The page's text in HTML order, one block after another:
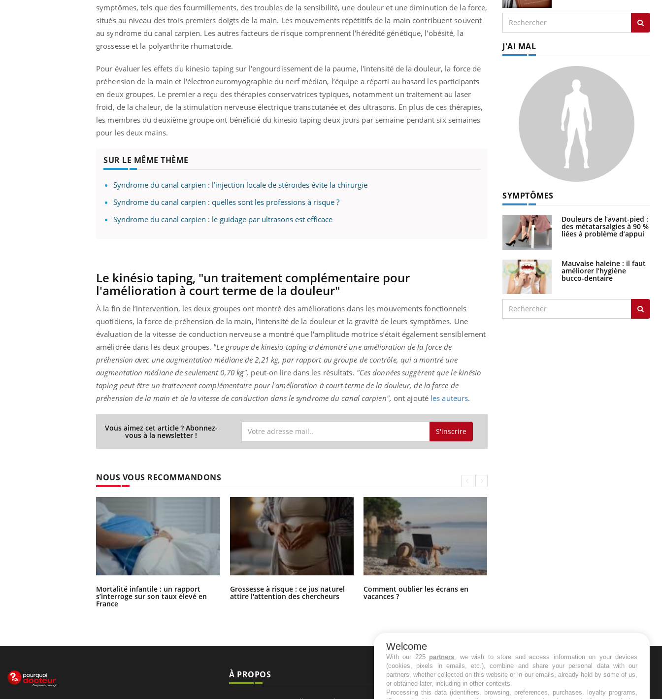
symptômes, tels que des fourmillements, des troubles de la sensibilité, une douleur et une diminution de la force,
situés au niveau des trois premiers doigts de la main. Les mouvements répétitifs de la main contribuent souvent
au syndrome du canal carpien. Les autres facteurs de risque comprennent l'hérédité génétique, l'obésité, la
grossesse et la polyarthrite rhumatoïde.
Pour évaluer les effets du kinesio taping sur l'engourdissement de la paume, l'intensité de la douleur, la force de
préhension de la main et l'électroneuromyographie du nerf médian, l’équipe a réparti au hasard les participants
en deux groupes. Le premier a reçu des thérapies conservatrices typiques, notamment un traitement au laser
froid, de la chaleur, de la stimulation nerveuse électrique transcutanée et des ultrasons. En plus de ces thérapies,
les membres du deuxième groupe ont bénéficié du kinesio taping deux jours par semaine pendant six semaines
pour les deux mains.
SUR LE MÊME THÈME
Syndrome du canal carpien : l’injection locale de stéroïdes évite la chirurgie
Syndrome du canal carpien : quelles sont les professions à risque ?
Syndrome du canal carpien : le guidage par ultrasons est efficace
Le kinésio taping, "un traitement complémentaire pour
l'amélioration à court terme de la douleur"
À la fin de l’intervention, les deux groupes ont montré des améliorations dans les mouvements fonctionnels
quotidiens, la force de préhension de la main, l'intensité de la douleur et la gravité de leurs symptômes. Une
évaluation de la vitesse de conduction nerveuse a montré que l'amplitude motrice s’était également sensiblement
améliorée dans les deux groupes. "Le groupe de kinesio taping a démontré une amélioration de la force de
préhension avec une augmentation médiane de 2,21 kg, par rapport au groupe de contrôle, qui a montré une
augmentation médiane de seulement 0,70 kg", peut-on lire dans les résultats. "Ces données suggèrent que le kinésio
taping peut être un traitement complémentaire pour l'amélioration à court terme de la douleur, de la force de
préhension de la main et de la vitesse de conduction dans le syndrome du canal carpien", ont ajouté les auteurs.
Vous aimez cet article ? Abonnez-
vous à la newsletter ! S'inscrire
NOUS VOUS RECOMMANDONS
Mortalité infantile : un rapport
s’interroge sur son taux élevé en
France
Grossesse à risque : ce jus naturel
attire l'attention des chercheurs
Comment oublier les écrans en
vacances ?
J'AI MAL
SYMPTÔMES
Douleurs de l’avant-pied :
des métatarsalgies à 90 %
liées à problème d’appui
Mauvaise haleine : il faut
améliorer l’hygiène
bucco-dentaire
À PROPOS NEWSLETTER
Welcome
With our 225 partners, we wish to store and access information on your devices
(cookies, pixels in emails, etc.), combine and share your personal data with our
partners, whether collected on this website or in our emails, already held by some of us,
or obtained later, including in other contexts.
Processing this data (identifiers, browsing, preferences, purchases, loyalty programs,